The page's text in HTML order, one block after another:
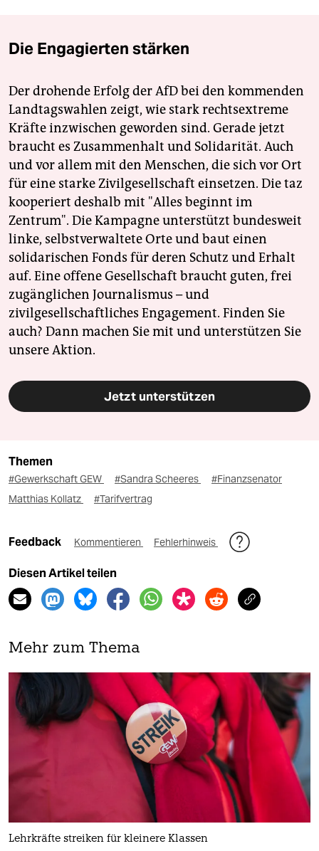
Die Engagierten stärken
Der drohende Erfolg der AfD bei den kommenden
Landtagswahlen zeigt, wie stark rechtsextreme
Kräfte inzwischen geworden sind. Gerade jetzt
braucht es Zusammenhalt und Solidarität. Auch
und vor allem mit den Menschen, die sich vor Ort
für eine starke Zivilgesellschaft einsetzen. Die taz
kooperiert deshalb mit "Alles beginnt im
Zentrum". Die Kampagne unterstützt bundesweit
linke, selbstverwaltete Orte und baut einen
solidarischen Fonds für deren Schutz und Erhalt
auf. Eine offene Gesellschaft braucht guten, frei
zugänglichen Journalismus – und
zivilgesellschaftliches Engagement. Finden Sie
auch? Dann machen Sie mit und unterstützen Sie
unsere Aktion.
Jetzt unterstützen
Themen
#Gewerkschaft GEW #Sandra Scheeres
#Finanzsenator
Matthias Kollatz
#Tarifvertrag
Feedback Kommentieren Fehlerhinweis
Diesen Artikel teilen
Mehr zum Thema
Lehrkräfte streiken für kleinere Klassen